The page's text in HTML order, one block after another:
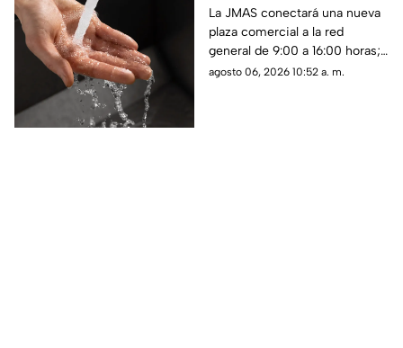
suspensión del servicio
para este viernes 7 de
agosto
La JMAS conectará una nueva
plaza comercial a la red
general de 9:00 a 16:00 horas;
habrá baja presión, suspensión
agosto 06, 2026 10:52 a. m.